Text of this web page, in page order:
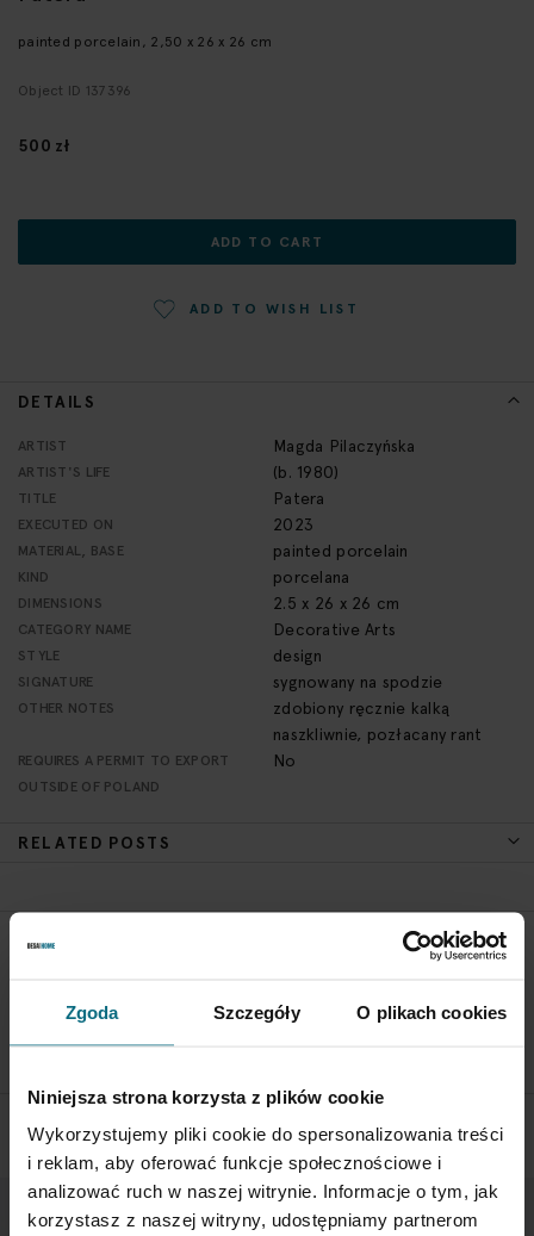
Zgoda Szczegóły O plikach cookies
Niniejsza strona korzysta z plików cookie
Wykorzystujemy pliki cookie do spersonalizowania treści
i reklam, aby oferować funkcje społecznościowe i
analizować ruch w naszej witrynie. Informacje o tym, jak
korzystasz z naszej witryny, udostępniamy partnerom
beginning
the
gallery
DETAILS
More
Information
ARTIST Magda Pilaczyńska
ARTIST'S LIFE (b. 1980)
TITLE Patera
EXECUTED ON 2023
MATERIAL, BASE painted porcelain
KIND porcelana
DIMENSIONS 2.5 x 26 x 26 cm
CATEGORY NAME Decorative Arts
STYLE design
SIGNATURE sygnowany na spodzie
OTHER NOTES
zdobiony ręcznie kalką
naszkliwnie, pozłacany rant
REQUIRES A PERMIT TO EXPORT
OUTSIDE OF POLAND
No
RELATED POSTS
RETURN POLICY
Department 3 days from the shipment arrival.
painted porcelain, 2,50 x 26 x 26 cm
Object ID 137396
500 zł
ADD TO CART
ADD TO WISH LIST